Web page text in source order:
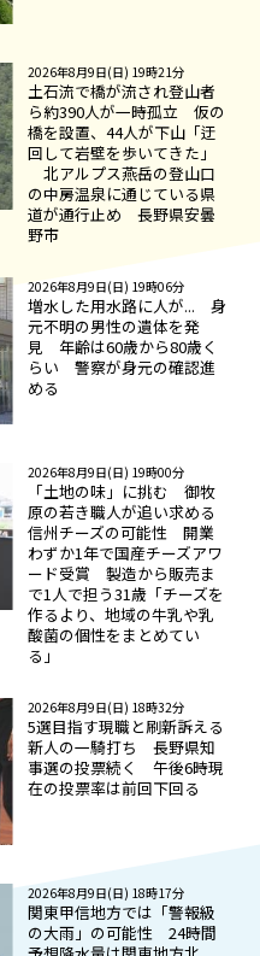
2026年8月9日(日) 19時21分
土石流で橋が流され登山者
ら約390人が一時孤立 仮の
橋を設置、44人が下山「迂
回して岩壁を歩いてきた」
北アルプス燕岳の登山口
の中房温泉に通じている県
道が通行止め 長野県安曇
野市
2026年8月9日(日) 19時06分
増水した用水路に人が... 身
元不明の男性の遺体を発
見 年齢は60歳から80歳く
らい 警察が身元の確認進
める
2026年8月9日(日) 19時00分
「土地の味」に挑む 御牧
原の若き職人が追い求める
信州チーズの可能性 開業
わずか1年で国産チーズアワ
ード受賞 製造から販売ま
で1人で担う31歳「チーズを
作るより、地域の牛乳や乳
酸菌の個性をまとめてい
る」
2026年8月9日(日) 18時32分
5選目指す現職と刷新訴える
新人の一騎打ち 長野県知
事選の投票続く 午後6時現
在の投票率は前回下回る
2026年8月9日(日) 18時17分
関東甲信地方では「警報級
の大雨」の可能性 24時間